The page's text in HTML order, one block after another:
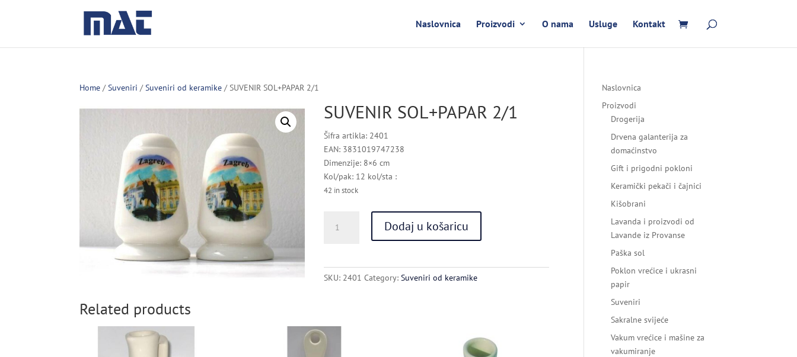
Naslovnica Proizvodi O nama Usluge Kontakt
Home /Suveniri /Suveniri od keramike / SUVENIR SOL+PAPAR 2/1
SUVENIR SOL+PAPAR 2/1
Šifra artikla: 2401
EAN: 3831019747238
Dimenzije: 8×6 cm
Kol/pak: 12 kol/sta :
42 in stock
SOL+PAPAR
Dodaj u košaricu
SKU: 2401 Category:Suveniri od keramike
Related products
Naslovnica
Proizvodi
Drogerija
Drvena galanterija za
domaćinstvo
Gift i prigodni pokloni
Keramički pekači i čajnici
Kišobrani
Lavanda i proizvodi od
Lavande iz Provanse
Paška sol
Poklon vrećice i ukrasni
papir
Suveniri
Sakralne svijeće
Vakum vrećice i mašine za
vakumiranje